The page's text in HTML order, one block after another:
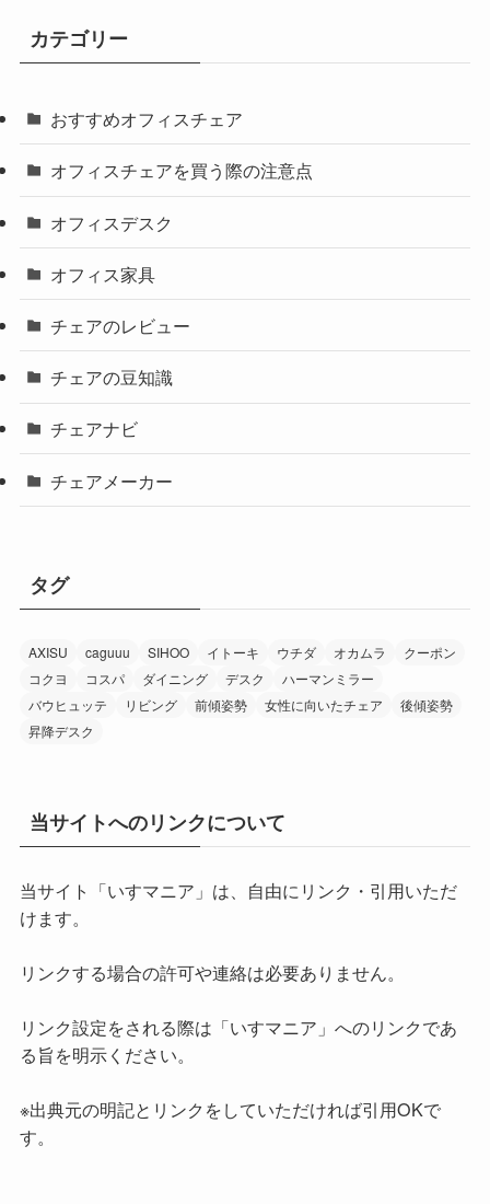
カテゴリー
おすすめオフィスチェア
オフィスチェアを買う際の注意点
オフィスデスク
オフィス家具
チェアのレビュー
チェアの豆知識
チェアナビ
チェアメーカー
タグ
AXISU caguuu SIHOO イトーキ ウチダ オカムラ
クーポン
コクヨ
コスパ ダイニング デスク
ハーマンミラー
バウヒュッテ
リビング 前傾姿勢 女性に向いたチェア
後傾姿勢
昇降デスク
当サイトへのリンクについて
当サイト「いすマニア」は、自由にリンク・引用いただ
けます。
リンクする場合の許可や連絡は必要ありません。
リンク設定をされる際は「いすマニア」へのリンクであ
る旨を明示ください。
※出典元の明記とリンクをしていただければ引用OKで
す。